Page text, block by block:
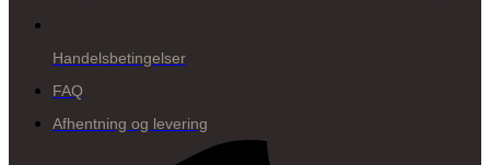
Handelsbetingelser
FAQ
Afhentning og levering